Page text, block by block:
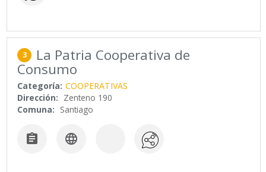
3 La Patria Cooperativa de
Consumo
Categoría: COOPERATIVAS
Dirección: Zenteno 190
Comuna: Santiago
 